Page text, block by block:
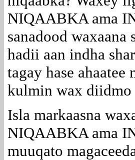
NIQAABKA ama
sanadood
hadii aan indha
tagay hase
kulmin wax diidmo
Isla markaasna
NIQAABKA ama
muuqato